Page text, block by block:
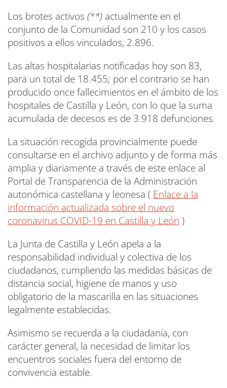
Los brotes activos (**) actualmente en el
conjunto de la Comunidad son 210 y los casos
positivos a ellos vinculados, 2.896.
Las altas hospitalarias notificadas hoy son 83,
para un total de 18.455; por el contrario se han
producido once fallecimientos en el ámbito de los
hospitales de Castilla y León, con lo que la suma
acumulada de decesos es de 3.918 defunciones.
La situación recogida provincialmente puede
consultarse en el archivo adjunto y de forma más
amplia y diariamente a través de este enlace al
Portal de Transparencia de la Administración
autonómica castellana y leonesa ( Enlace a la
información actualizada sobre el nuevo
coronavirus COVID-19 en Castilla y León )
La Junta de Castilla y León apela a la
responsabilidad individual y colectiva de los
ciudadanos, cumpliendo las medidas básicas de
distancia social, higiene de manos y uso
obligatorio de la mascarilla en las situaciones
legalmente establecidas.
Asimismo se recuerda a la ciudadanía, con
carácter general, la necesidad de limitar los
encuentros sociales fuera del entorno de
convivencia estable.